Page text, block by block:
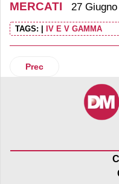
MERCATI 27
TAGS: IV E V GAMMA
Articolo precedente:
Prec